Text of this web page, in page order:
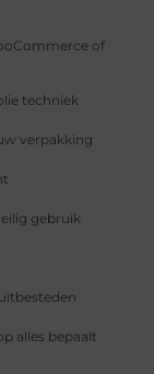
of
techniek
verpakking
gebruik
alles bepaalt